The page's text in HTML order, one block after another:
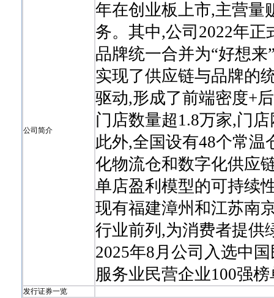
公司简介
年在创业板上市,主营量
务。其中,公司2022年
品牌统一合并为“好想
实现了供应链与品牌的
驱动,形成了前端密度+
门店数量超1.8万家,门
此外,全国设有48个常
化物流仓和数字化供应
单店盈利模型的可持续
现有福建漳州和江苏南
行业前列,为消费者提供
2025年8月公司入选中
服务业民营企业100强
发行证券一览